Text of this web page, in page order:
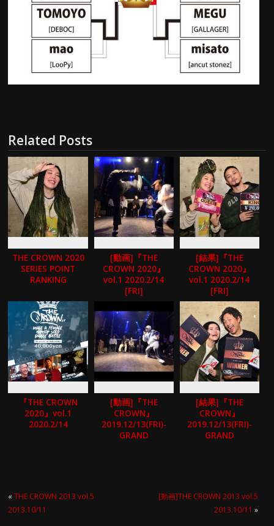
Related Posts
THE CROWN 2020
SERIES POINT
RANKING
[動画]『THE
CROWN 2020』
vol.1 2020.2/14
[FRI]
[結果]『THE
CROWN 2020』
vol.1 2020.2/14
[FRI]
『THE CROWN
2020』vol.1
2020.2/14
[動画]『THE
CROWN』
2019.12/13(FRI)-
GRAND
[結果]『THE
CROWN』
2019.12/13(FRI)-
GRAND
«THE CROWN 2013 vol.5
2013.10/11
[動画]THE CROWN 2013 vol.5
2013.10/11 »